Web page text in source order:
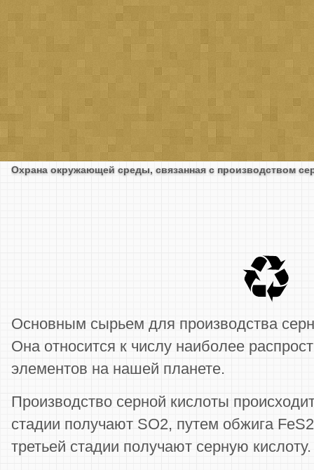
Охрана окружающей среды, связанная с производством
Основным сырьем для производства
Она относится к числу наиболее
элементов на нашей планете.
Производство серной кислоты
стадии получают SO2, путем обжига
третьей стадии получают серную кислоту.